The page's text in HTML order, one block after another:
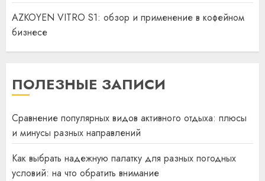
AZKOYEN VITRO S1: обзор и применение в кофейном
бизнесе
ПОЛЕЗНЫЕ ЗАПИСИ
Сравнение популярных видов активного отдыха: плюсы
и минусы разных направлений
Как выбрать надежную палатку для разных погодных
условий: на что обратить внимание